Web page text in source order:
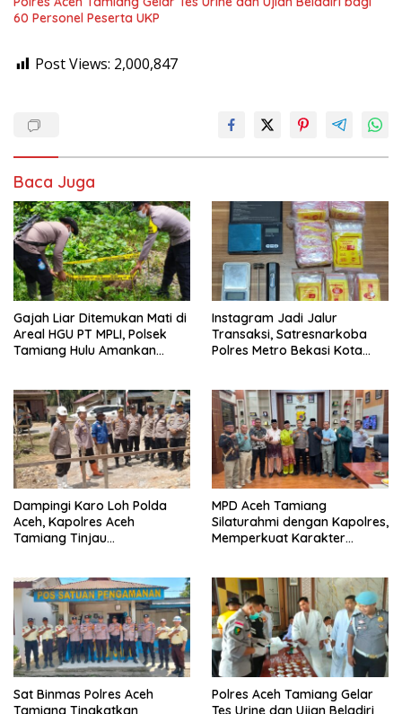
60 Personel Peserta UKP
Post Views: 2,000,847
Baca Juga
Gajah Liar Ditemukan Mati di
Areal HGU PT MPLI, Polsek
Tamiang Hulu Amankan
Instagram Jadi Jalur
Transaksi, Satresnarkoba
Polres Metro Bekasi Kota
Dampingi Karo Loh Polda
Aceh, Kapolres Aceh
Tamiang Tinjau
Bhayangkari Peduli
MPD Aceh Tamiang
Silaturahmi dengan Kapolres,
Memperkuat Karakter
Sat Binmas Polres Aceh
Tamiang Tingkatkan
Polres Aceh Tamiang Gelar
Tes Urine dan Ujian Beladiri